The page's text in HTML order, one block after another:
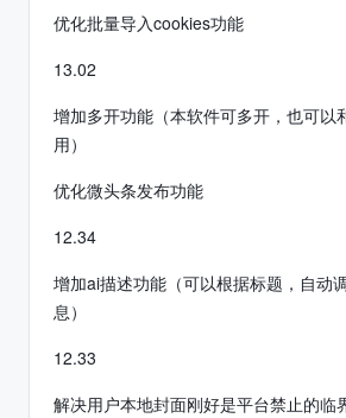
优化批量导入cookies功能
13.02
增加多开功能（本软件可多开，也可以
用）
优化微头条发布功能
12.34
增加ai描述功能（可以根据标题，自动
息）
12.33
解决用户本地封面刚好是平台禁止的临